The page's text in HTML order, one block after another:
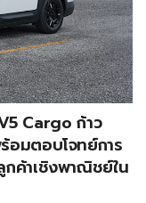
Cargo ก้าว
มตอบโจทย์การ
ค้าเชิงพาณิชย์ใน